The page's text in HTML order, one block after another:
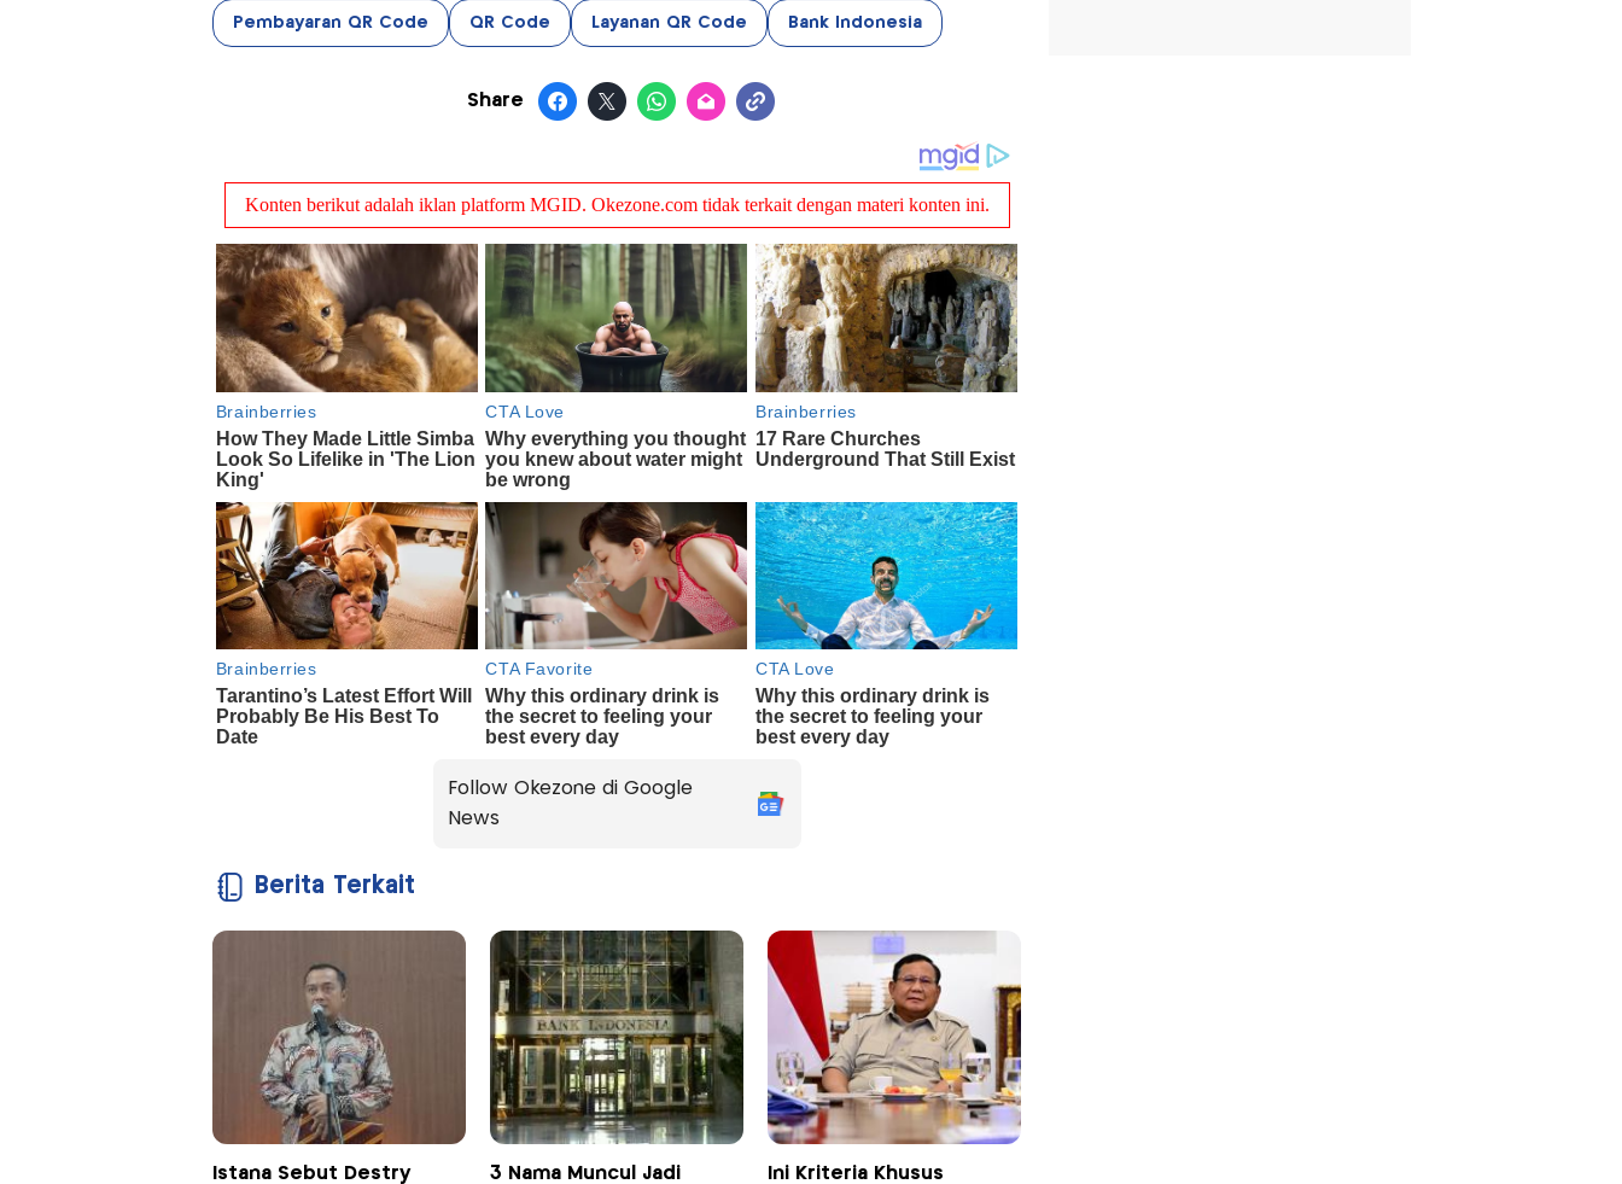
Pembayaran QR Code QR Code Layanan QR Code Bank Indonesia
Share
Follow Okezone di Google
News
Berita Terkait
Istana Sebut Destry
3 Nama Muncul Jadi
Ini Kriteria Khusus